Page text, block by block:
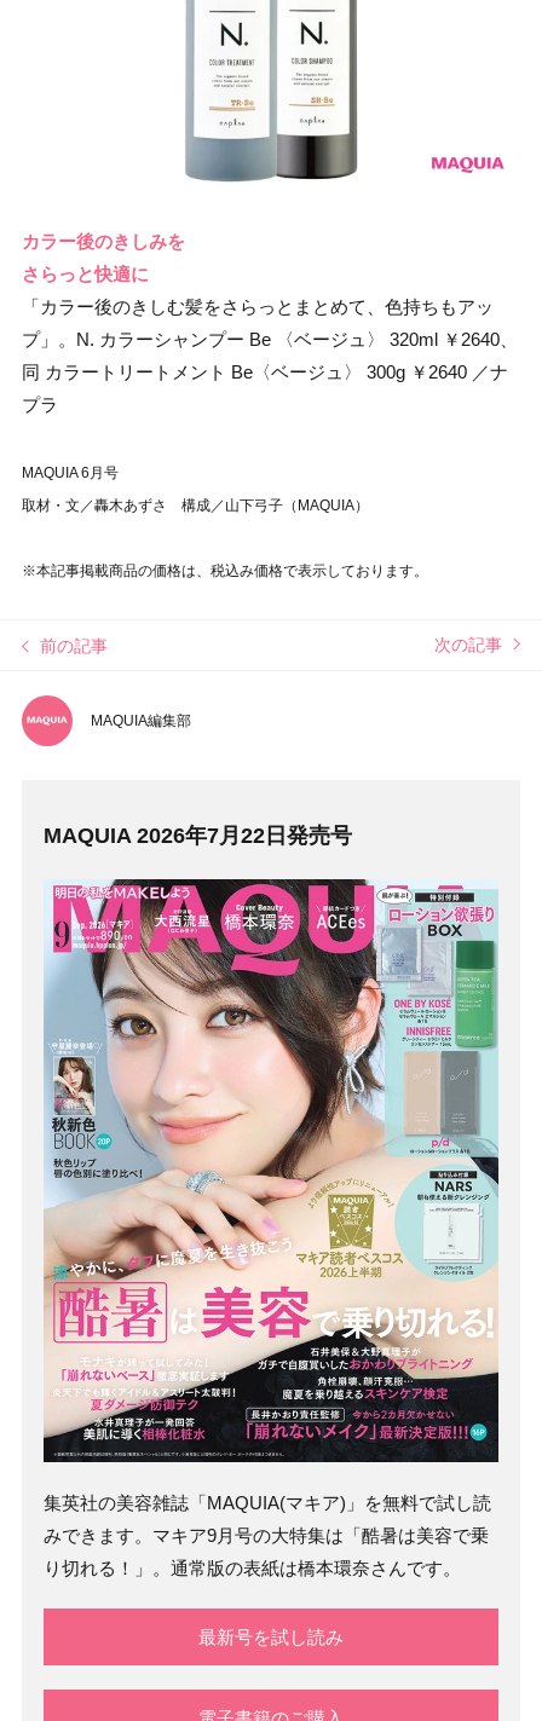
カラー後のきしみを
さらっと快適に
「カラー後のきしむ髪をさらっとまとめて、色持ちもアッ
プ」。N. カラーシャンプー Be 〈ベージュ〉 320ml ￥2640、
同 カラートリートメント Be〈ベージュ〉 300g ￥2640 ／ナ
プラ
MAQUIA 6月号
取材・文／轟木あずさ 構成／山下弓子（MAQUIA）
※本記事掲載商品の価格は、税込み価格で表示しております。
前の記事 次の記事
MAQUIA編集部
MAQUIA 2026年7月22日発売号
集英社の美容雑誌「MAQUIA(マキア)」を無料で試し読
みできます。マキア9月号の大特集は「酷暑は美容で乗
り切れる！」。通常版の表紙は橋本環奈さんです。
最新号を試し読み